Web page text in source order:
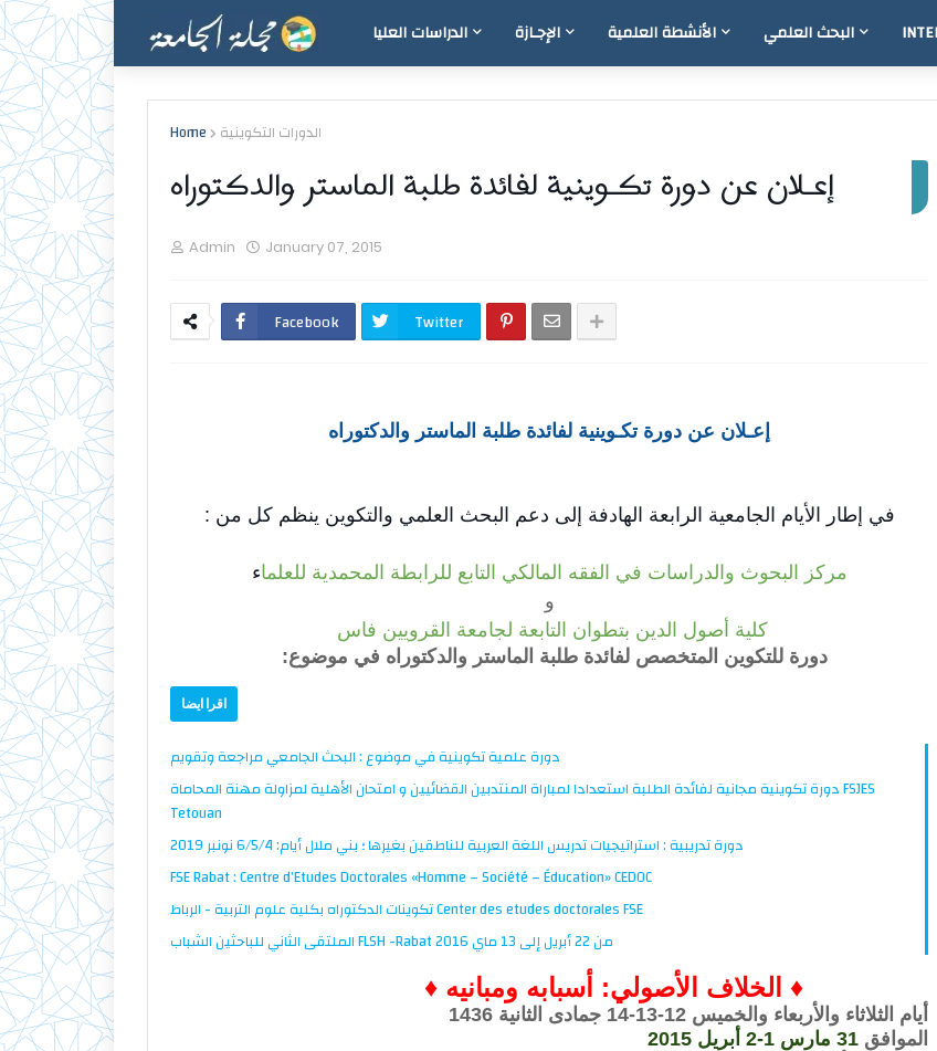
الدراسات العليا الإجـازة الأنشطة العلمية البحث العلمي
Home الدورات التكوينية
إعـلان عن دورة تكـوينية لفائدة طلبة الماستر والدكتوراه
Admin January 07, 2015
Facebook Twitter
إعـلان عن دورة تكـوينية لفائدة طلبة الماستر والدكتوراه
في إطار الأيام الجامعية الرابعة الهادفة إلى دعم البحث العلمي والتكوين ينظم كل من :
مركز البحوث والدراسات في الفقه المالكي التابع للرابطة المحمدية للعلماء
و
كلية أصول الدين بتطوان التابعة لجامعة القرويين فاس
دورة للتكوين المتخصص لفائدة طلبة الماستر والدكتوراه في موضوع:
اقرا ايضا
دورة علمية تكوينية في موضوع : البحث الجامعي مراجعة وتقويم
دورة تكوينية مجانية لفائدة الطلبة استعدادا لمباراة المنتدبين القضائيين و امتحان الأهلية لمزاولة مهنة المحاماة FSJES
Tetouan
دورة تدريبية : استراتيجيات تدريس اللغة العربية للناطقين بغيرها ؛ بني ملال أيام: 6/5/4 نونبر 2019
FSE Rabat : Centre d’Etudes Doctorales «Homme – Société – Éducation» CEDOC
تكوينات الدكتوراه بكلية علوم التربية - الرباط Center des etudes doctorales FSE
الملتقى الثاني للباحثين الشباب FLSH -Rabat من 22 أبريل إلى 13 ماي 2016
♦ الخلاف الأصولي: أسبابه ومبانيه ♦
أيام الثلاثاء والأربعاء والخميس 12-13-14 جمادى الثانية 1436
الموافق 31 مارس 1-2 أبريل 2015